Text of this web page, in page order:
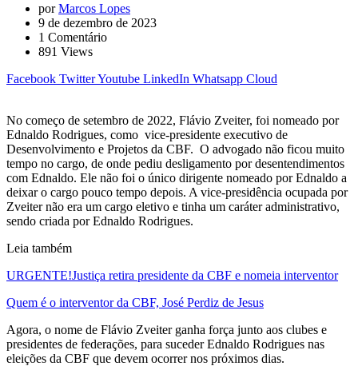
porMarcos Lopes
9 de dezembro de 2023
1 Comentário
891 Views
Facebook TwitterYoutube LinkedIn Whatsapp Cloud
No começo de setembro de 2022, Flávio Zveiter, foi nomeado por
Ednaldo Rodrigues, como vice-presidente executivo de
Desenvolvimento e Projetos da CBF. O advogado não ficou muito
tempo no cargo, de onde pediu desligamento por desentendimentos
com Ednaldo. Ele não foi o único dirigente nomeado por Ednaldo a
deixar o cargo pouco tempo depois. A vice-presidência ocupada por
Zveiter não era um cargo eletivo e tinha um caráter administrativo,
sendo criada por Ednaldo Rodrigues.
Leia também
URGENTE!Justiça retira presidente da CBF e nomeia interventor
Quem é o interventor da CBF, José Perdiz de Jesus
Agora, o nome de Flávio Zveiter ganha força junto aos clubes e
presidentes de federações, para suceder Ednaldo Rodrigues nas
eleições da CBF que devem ocorrer nos próximos dias.